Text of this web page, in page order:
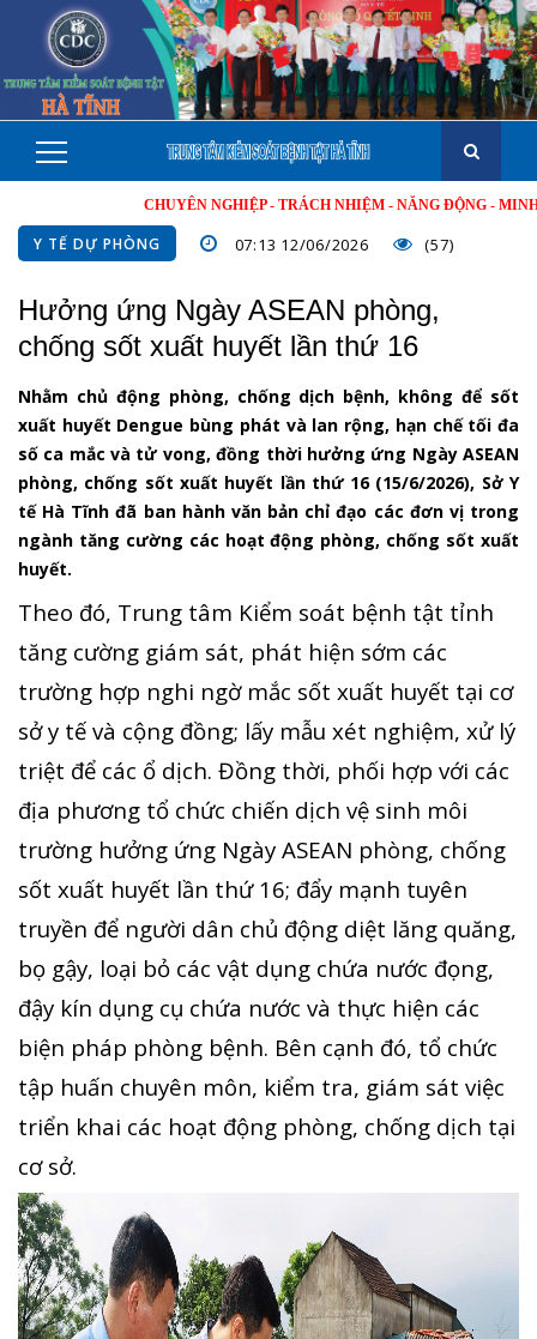
CHUYÊN NGHIỆP - TRÁCH NHIỆM - NĂNG ĐỘNG - MINH
Y TẾ DỰ PHÒNG 07:13 12/06/2026 (57)
Hưởng ứng Ngày ASEAN phòng,
chống sốt xuất huyết lần thứ 16
Nhằm chủ động phòng, chống dịch bệnh, không để sốt
xuất huyết Dengue bùng phát và lan rộng, hạn chế tối đa
số ca mắc và tử vong, đồng thời hưởng ứng Ngày ASEAN
phòng, chống sốt xuất huyết lần thứ 16 (15/6/2026), Sở Y
tế Hà Tĩnh đã ban hành văn bản chỉ đạo các đơn vị trong
ngành tăng cường các hoạt động phòng, chống sốt xuất
huyết.
Theo đó, Trung tâm Kiểm soát bệnh tật tỉnh
tăng cường giám sát, phát hiện sớm các
trường hợp nghi ngờ mắc sốt xuất huyết tại cơ
sở y tế và cộng đồng; lấy mẫu xét nghiệm, xử lý
triệt để các ổ dịch. Đồng thời, phối hợp với các
địa phương tổ chức chiến dịch vệ sinh môi
trường hưởng ứng Ngày ASEAN phòng, chống
sốt xuất huyết lần thứ 16; đẩy mạnh tuyên
truyền để người dân chủ động diệt lăng quăng,
bọ gậy, loại bỏ các vật dụng chứa nước đọng,
đậy kín dụng cụ chứa nước và thực hiện các
biện pháp phòng bệnh. Bên cạnh đó, tổ chức
tập huấn chuyên môn, kiểm tra, giám sát việc
triển khai các hoạt động phòng, chống dịch tại
cơ sở.